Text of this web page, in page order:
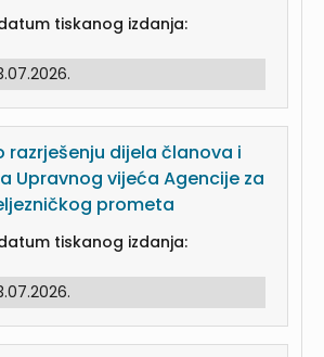
tiskanog izdanja:
razrješenju dijela članova i
Upravnog vijeća Agencije za
prometa
tiskanog izdanja: